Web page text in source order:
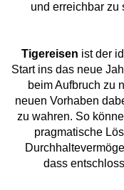
und erreichbar zu
Tigereisen ist der
Start ins das neue
beim Aufbruch zu
neuen Vorhaben
zu wahren. So
pragmatische
dass